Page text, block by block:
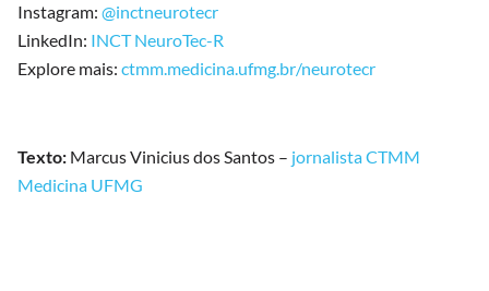
Instagram: @inctneurotecr
LinkedIn: INCT NeuroTec-R
Explore mais: ctmm.medicina.ufmg.br/neurotecr
Texto: Marcus Vinicius dos Santos – jornalista CTMM
Medicina UFMG